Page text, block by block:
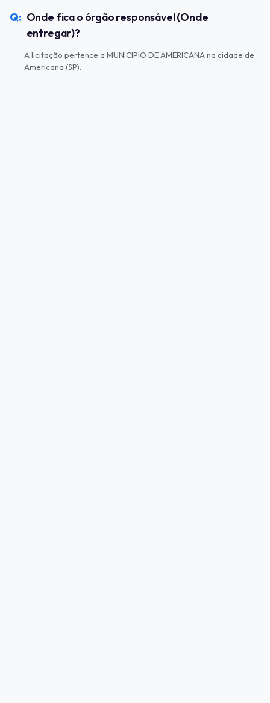
Onde fica o órgão responsável (Onde
entregar)?
A licitação pertence a MUNICIPIO DE AMERICANA na cidade de
Americana (SP).